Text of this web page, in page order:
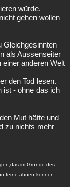
würde.
gehen wollen
Gleichgesinnten
als Aussenseiter
anderen Welt
den Tod lesen.
ist - ohne das ich
Mut hätte und
zu nichts mehr
im Grunde des
ferne ahnen können.